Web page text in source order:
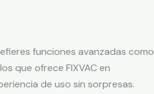
funciones avanzadas como
que ofrece FIXVAC en
de uso sin sorpresas.